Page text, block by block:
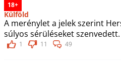
18+
Külföld
A merénylet a jelek szerint
súlyos sérüléseket szenvedett.
1 11 49